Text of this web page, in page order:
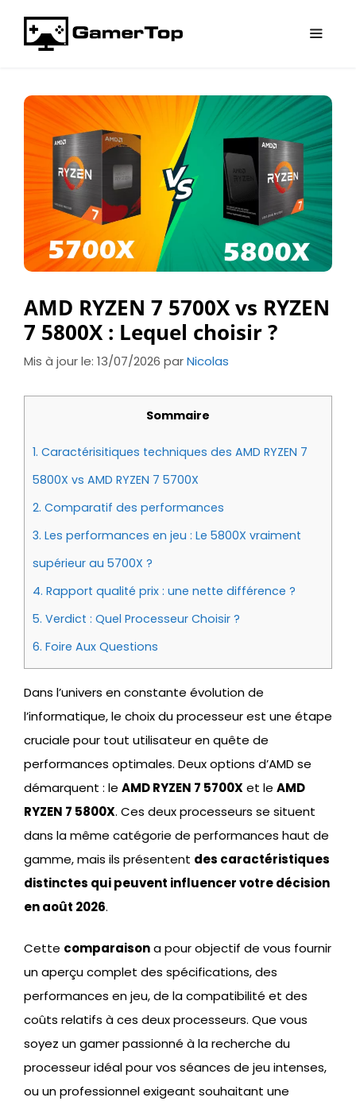
AMD RYZEN 7 5700X vs RYZEN
7 5800X : Lequel choisir ?
Mis à jour le: 13/07/2026 parNicolas
Sommaire
1. Caractérisitiques techniques des AMD RYZEN 7
5800X vs AMD RYZEN 7 5700X
2. Comparatif des performances
3. Les performances en jeu : Le 5800X vraiment
supérieur au 5700X ?
4. Rapport qualité prix : une nette différence ?
5. Verdict : Quel Processeur Choisir ?
6. Foire Aux Questions
Dans l’univers en constante évolution de
l’informatique, le choix du processeur est une étape
cruciale pour tout utilisateur en quête de
performances optimales. Deux options d’AMD se
démarquent : le AMD RYZEN 7 5700Xet le AMD
RYZEN 7 5800X. Ces deux processeurs se situent
dans la même catégorie de performances haut de
gamme, mais ils présentent des caractéristiques
distinctes qui peuvent influencer votre décision
en août 2026.
Cette comparaisona pour objectif de vous fournir
un aperçu complet des spécifications, des
performances en jeu, de la compatibilité et des
coûts relatifs à ces deux processeurs. Que vous
soyez un gamer passionné à la recherche du
processeur idéal pour vos séances de jeu intenses,
ou un professionnel exigeant souhaitant une